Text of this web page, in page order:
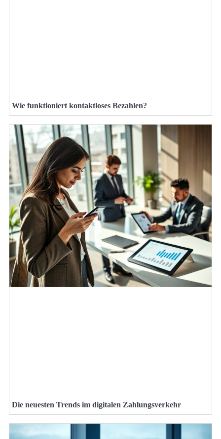
Wie funktioniert kontaktloses Bezahlen?
Die neuesten Trends im digitalen Zahlungsverkehr